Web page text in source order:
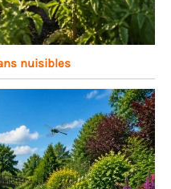
nuisibles